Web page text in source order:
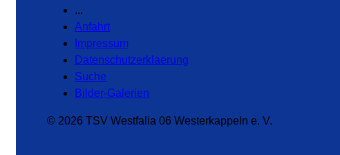
...
Anfahrt
Impressum
Datenschutzerklaerung
Suche
Bilder-Galerien
© 2026 TSV Westfalia 06 Westerkappeln e. V.